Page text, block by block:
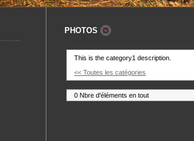
PHOTOS
This is the category1 description.
<< Toutes les catégories
0 Nbre d'éléments en tout